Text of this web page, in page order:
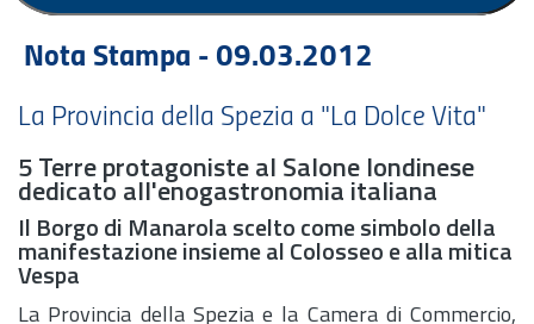
Nota Stampa - 09.03.2012
La Provincia della Spezia a "La Dolce Vita"
5 Terre protagoniste al Salone londinese
dedicato all'enogastronomia italiana
Il Borgo di Manarola scelto come simbolo della
manifestazione insieme al Colosseo e alla mitica
Vespa
La Provincia della Spezia e la Camera di Commercio,